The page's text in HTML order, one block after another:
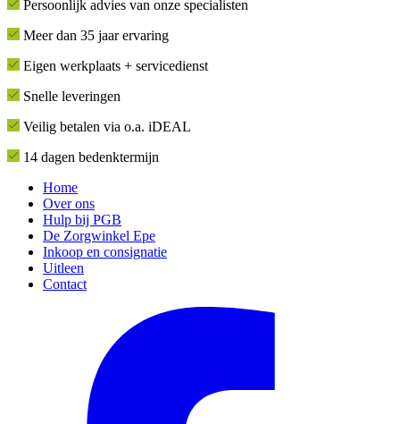
Persoonlijk advies van onze specialisten
Meer dan 35 jaar ervaring
Eigen werkplaats + servicedienst
Snelle leveringen
Veilig betalen via o.a. iDEAL
14 dagen bedenktermijn
Home
Over ons
Hulp bij PGB
De Zorgwinkel Epe
Inkoop en consignatie
Uitleen
Contact